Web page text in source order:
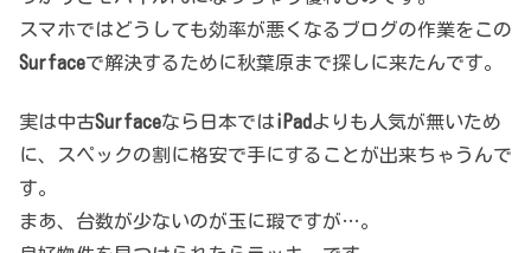
スマホではどうしても効率が悪くなるブログの作業をこの
Surfaceで解決するために秋葉原まで探しに来たんです。
実は中古Surfaceなら日本ではiPadよりも人気が無いため
に、スペックの割に格安で手にすることが出来ちゃうんで
す。
まあ、台数が少ないのが玉に瑕ですが…。